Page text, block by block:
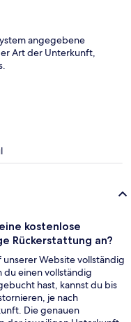
angegebene
Art der Unterkunft,
kostenlose
Rückerstattung an?
Website vollständig
einen vollständig
hast, kannst du bis
je nach
Die genauen